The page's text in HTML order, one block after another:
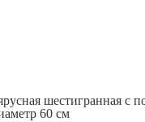
шестигранная с
60 см